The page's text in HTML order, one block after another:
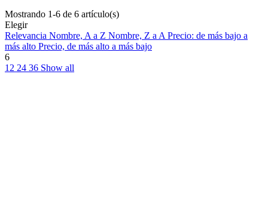
Mostrando 1-6 de 6 artículo(s)
Elegir
Relevancia Nombre, A a Z Nombre, Z a A Precio: de más bajo a
más alto Precio, de más alto a más bajo
6
12 24 36 Show all